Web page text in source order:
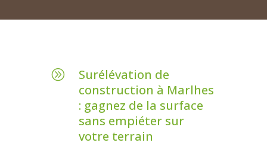
A
Surélévation de
construction à Marlhes
: gagnez de la surface
sans empiéter sur
votre terrain